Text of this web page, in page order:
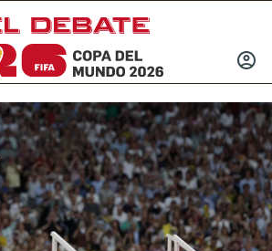
INICIAR